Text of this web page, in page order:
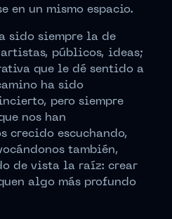
en un mismo espacio.
sido siempre la de
públicos, ideas;
que le dé sentido a
ha sido
pero siempre
nos han
crecido escuchando,
también,
de vista la raíz: crear
algo más profundo